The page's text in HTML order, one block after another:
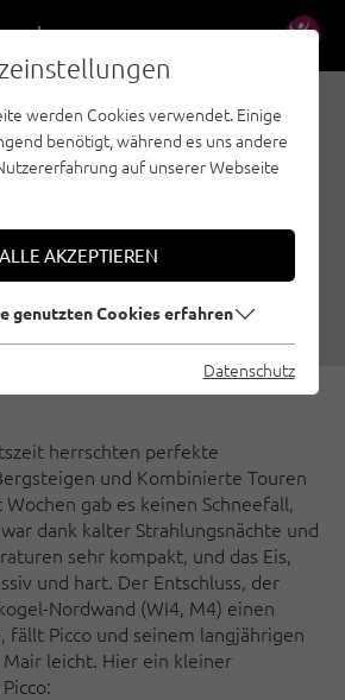
DE EN
–
KLETTEREI
KÜHTAI
| Erstellt vonThomas Wanner |
Region Innsbruck
herrschten perfekte
und Kombinierte Touren
Wochen gab es keinen Schneefall,
dank kalter Strahlungsnächte und
sehr kompakt, und das Eis,
und hart. Der Entschluss, der
Nordwand (WI4, M4) einen
fällt Picco und seinem langjährigen
leicht. Hier ein kleiner
werden Cookies verwendet. Einige
benötigt, während es uns andere
auf unserer Webseite
ALLE AKZEPTIEREN
genutzten Cookies erfahren
Datenschutz